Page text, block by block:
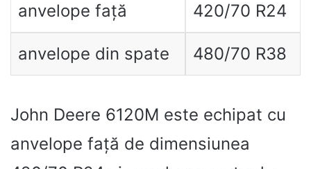
anvelope față 420/70 R24
anvelope din spate 480/70 R38
John Deere 6120M este echipat cu
anvelope față de dimensiunea